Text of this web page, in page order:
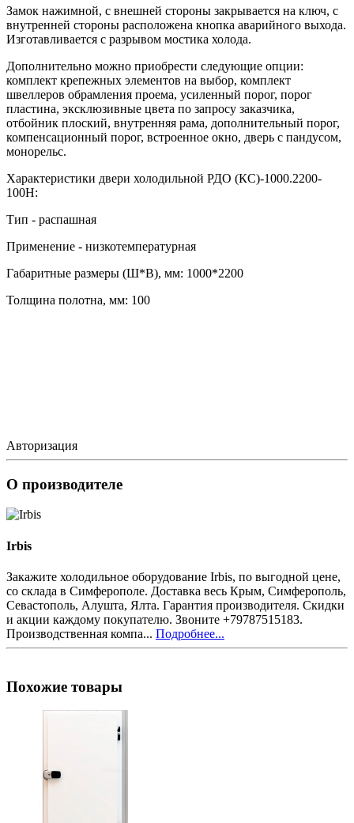
Замок нажимной, с внешней стороны закрывается на ключ, с
внутренней стороны расположена кнопка аварийного выхода.
Изготавливается с разрывом мостика холода.
Дополнительно можно приобрести следующие опции:
комплект крепежных элементов на выбор, комплект
швеллеров обрамления проема, усиленный порог, порог
пластина, эксклюзивные цвета по запросу заказчика,
отбойник плоский, внутренняя рама, дополнительный порог,
компенсационный порог, встроенное окно, дверь с пандусом,
монорельс.
Характеристики двери холодильной РДО (КС)-1000.2200-
100Н:
Тип - распашная
Применение - низкотемпературная
Габаритные размеры (Ш*В), мм: 1000*2200
Толщина полотна, мм: 100
Авторизация
О производителе
Irbis
Закажите холодильное оборудование Irbis, по выгодной цене,
со склада в Симферополе. Доставка весь Крым, Симферополь,
Севастополь, Алушта, Ялта. Гарантия производителя. Скидки
и акции каждому покупателю. Звоните +79787515183.
Производственная компа... Подробнее...
Похожие товары